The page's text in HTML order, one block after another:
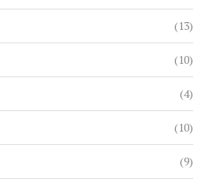
(13)
(10)
(4)
(10)
(9)